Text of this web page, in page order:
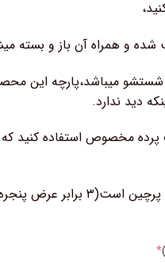
و همراه آن باز و بسته
میباشد،پارچه این
دید ندارد.
مخصوص استفاده کنید که
میزان چین این محصول بصورت
*